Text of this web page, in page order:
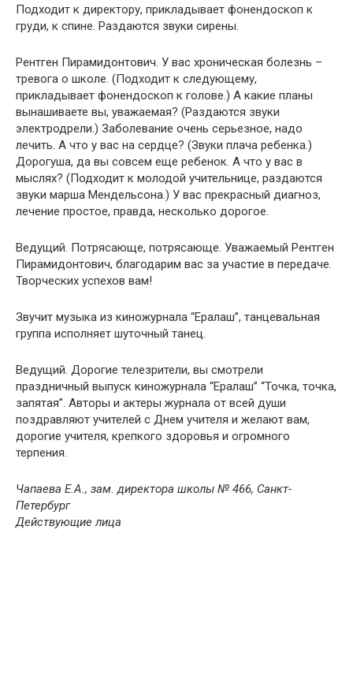
Подходит к директору, прикладывает фонендоскоп к
груди, к спине. Раздаются звуки сирены.
Рентген Пирамидонтович. У вас хроническая болезнь –
тревога о школе. (Подходит к следующему,
прикладывает фонендоскоп к голове.) А какие планы
вынашиваете вы, уважаемая? (Раздаются звуки
электродрели.) Заболевание очень серьезное, надо
лечить. А что у вас на сердце? (Звуки плача ребенка.)
Дорогуша, да вы совсем еще ребенок. А что у вас в
мыслях? (Подходит к молодой учительнице, раздаются
звуки марша Мендельсона.) У вас прекрасный диагноз,
лечение простое, правда, несколько дорогое.
Ведущий. Потрясающе, потрясающе. Уважаемый Рентген
Пирамидонтович, благодарим вас за участие в передаче.
Творческих успехов вам!
Звучит музыка из киножурнала “Ералаш”, танцевальная
группа исполняет шуточный танец.
Ведущий. Дорогие телезрители, вы смотрели
праздничный выпуск киножурнала “Ералаш” “Точка, точка,
запятая”. Авторы и актеры журнала от всей души
поздравляют учителей с Днем учителя и желают вам,
дорогие учителя, крепкого здоровья и огромного
терпения.
Чапаева Е.А., зам. директора школы № 466, Санкт-
Петербург
Действующие лица